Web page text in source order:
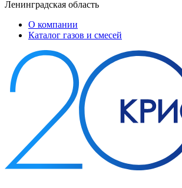
Ленинградская область
О компании
Каталог газов и смесей